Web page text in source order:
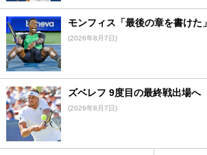
モンフィス「最後の章を書けた」
(2026年8月7日)
ズベレフ 9度目の最終戦出場へ
(2026年8月7日)